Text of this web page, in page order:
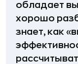
обладает
хорошо
знает, как